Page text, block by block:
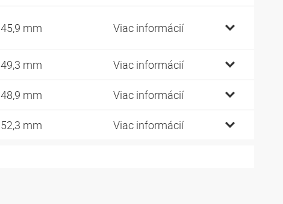
45,9 mm Viac informácií
49,3 mm Viac informácií
48,9 mm Viac informácií
52,3 mm Viac informácií